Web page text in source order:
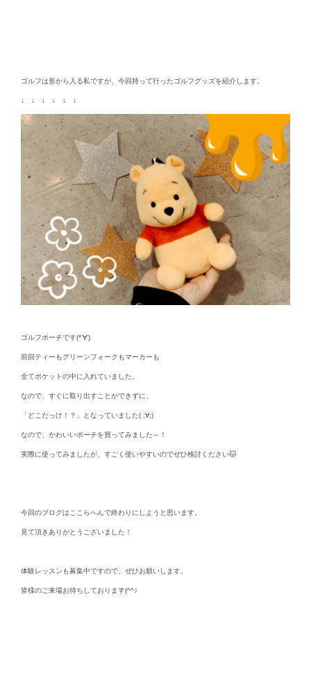
ゴルフは形から入る私ですが、今回持って行ったゴルフグッズを紹介します。
↓ ↓ ↓ ↓ ↓ ↓
ゴルフポーチです(*‘∀‘)
前回ティーもグリーンフォークもマーカーも
全てポケットの中に入れていました。
なので、すぐに取り出すことができずに、
「どこだっけ！？」となっていました( ;∀;)
なので、かわいいポーチを買ってみました～！
実際に使ってみましたが、すごく使いやすいのでぜひ検討ください🐱
今回のブログはここらへんで終わりにしようと思います。
見て頂きありがとうございました！
体験レッスンも募集中ですので、ぜひお願いします。
皆様のご来場お待ちしております(^^♪